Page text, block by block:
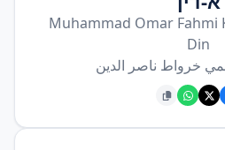
Muhammad Omar Fahmi
Din
خرواط ناصر الدين